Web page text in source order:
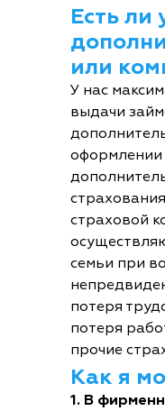
Есть ли
или
У нас
выдачи
страховой
семьи при
потеря
потеря
прочие
Как я
1. В